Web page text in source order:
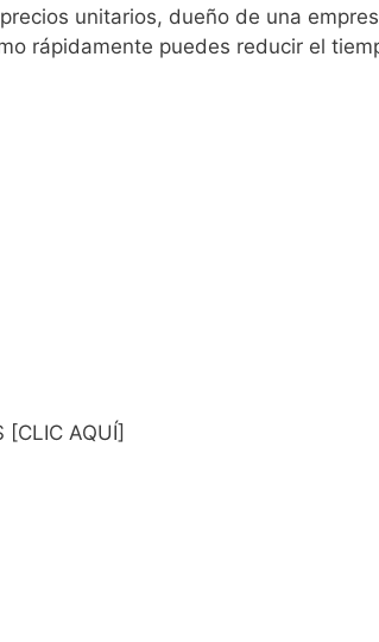
unitarios, dueño de una
rápidamente puedes reducir el
AQUÍ]